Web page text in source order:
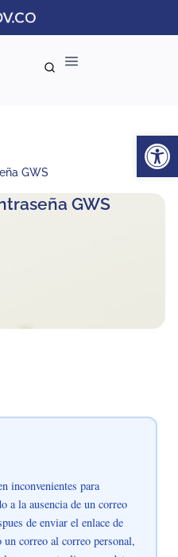
GWS
GWS
inconvenientes para
a la ausencia de un correo
de enviar el enlace de
correo al correo personal,